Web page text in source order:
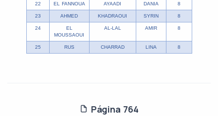
22 EL FANNOUA AYAADI DANIA 8
23 AHMED KHADRAOUI SYRIN 8
24
EL
MOUSSAOUI
AL-LAL AMIR 8
25 RUS CHARRAD LINA 8
Página 764